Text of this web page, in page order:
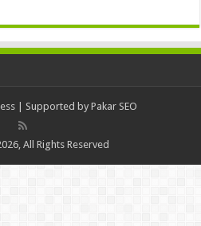
| Supported by Pakar SEO
All Rights Reserved